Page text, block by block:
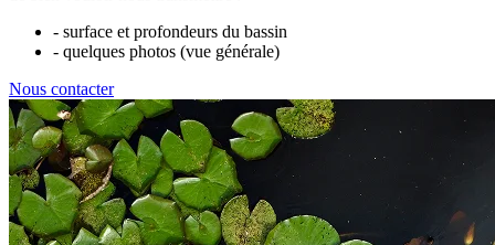
- surface et profondeurs du bassin
- quelques photos (vue générale)
Nous contacter